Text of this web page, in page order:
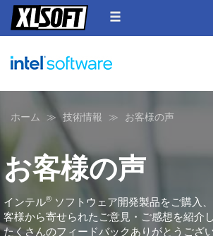
ホーム 技術情報 お客様の声
お客様の声
インテル® ソフトウェア開発製品をご購入
客様から寄せられたご意見・ご感想を紹介し
たくさんのフィードバックありがとうござ